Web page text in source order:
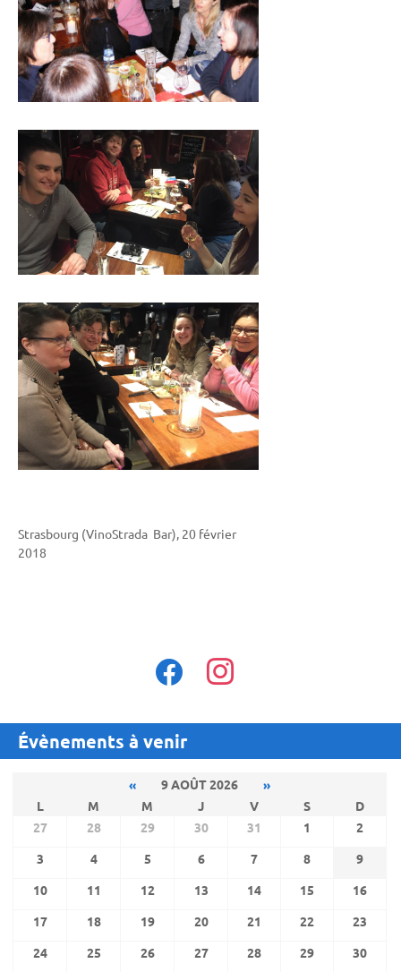
Strasbourg (VinoStrada Bar), 20 février
2018
facebook instagram
Évènements à venir
« 9 AOÛT 2026
»
L
M M J V S
D
27
28 29 30 31 1
2
3
4 5 6 7 8
9
10
11 12 13 14 15
16
17
18 19 20 21 22
23
24
25 26 27 28 29
30